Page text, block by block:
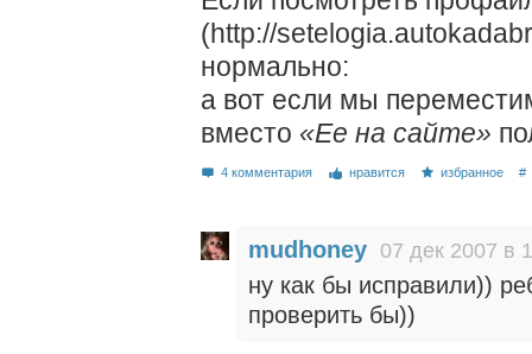
(http://
нормально:
а вот если мы
вместо «Ее на сайте»
4 комментария нравится избранное #
mudhoney 07 дек 2007 в
ну как бы исправили))
проверить бы))